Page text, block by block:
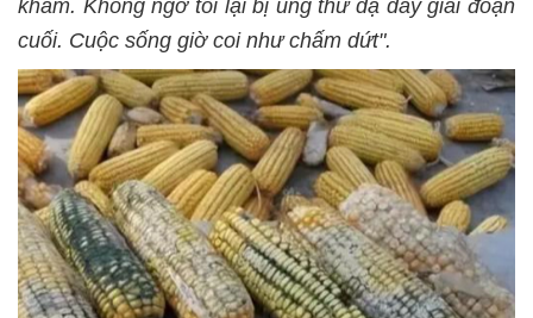
khám. Không ngờ tôi lại bị ung thư dạ dày giai đoạn
cuối. Cuộc sống giờ coi như chấm dứt".